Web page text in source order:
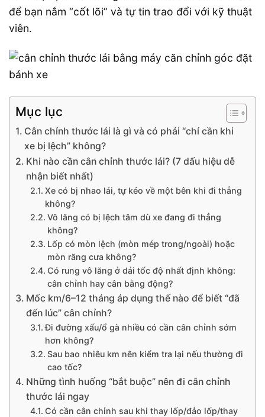
để bạn nắm “cốt lõi” và tự tin trao đổi với kỹ thuật
viên.
Mục lục
Cân chỉnh thước lái là gì và có phải “chỉ cần khi
xe bị lệch” không?
Khi nào cần cân chỉnh thước lái? (7 dấu hiệu dễ
nhận biết nhất)
Xe có bị nhao lái, tự kéo về một bên khi đi thẳng
không?
Vô lăng có bị lệch tâm dù xe đang đi thẳng
không?
Lốp có mòn lệch (mòn mép trong/ngoài) hoặc
mòn răng cưa không?
Có rung vô lăng ở dải tốc độ nhất định không:
cân chỉnh hay cân bằng động?
Mốc km/6–12 tháng áp dụng thế nào để biết “đã
đến lúc” cân chỉnh?
Đi đường xấu/ổ gà nhiều có cần cân chỉnh sớm
hơn không?
Sau bao nhiêu km nên kiểm tra lại nếu thường đi
cao tốc?
Những tình huống “bắt buộc” nên đi cân chỉnh
thước lái ngay
Có cần cân chỉnh sau khi thay lốp/đảo lốp/thay